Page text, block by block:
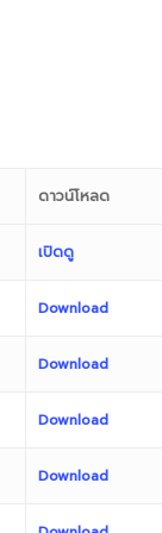
ดาวน์โหลด
เปิดดู
Download
Download
Download
Download